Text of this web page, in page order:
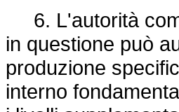
6. L'autorità
in questione può
produzione
interno